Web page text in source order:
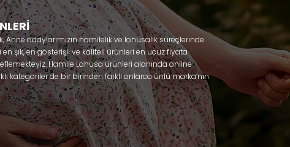
Anne adaylarımızın hamilelik ve lohusalık süreçlerinde
şık, en gösterişli ve kaliteli ürünleri en ucuz fiyata
Hamile Lohusa ürünleri alanında online
kategoriler de bir birinden farklı onlarca ünlü marka’nın
olacaksınız. Hem hamilelik öncesi hem doğum sonrası
döneminizi huzur içinde geçirmenize yardımcı
ihtiyaç duydukları lohusa pijama, lohusa gecelik,
hamile gecelik, Emzirme sütyeni, Emzirme atleti, Lohusa
seçenekleriyle bir birinden güzel kombinler